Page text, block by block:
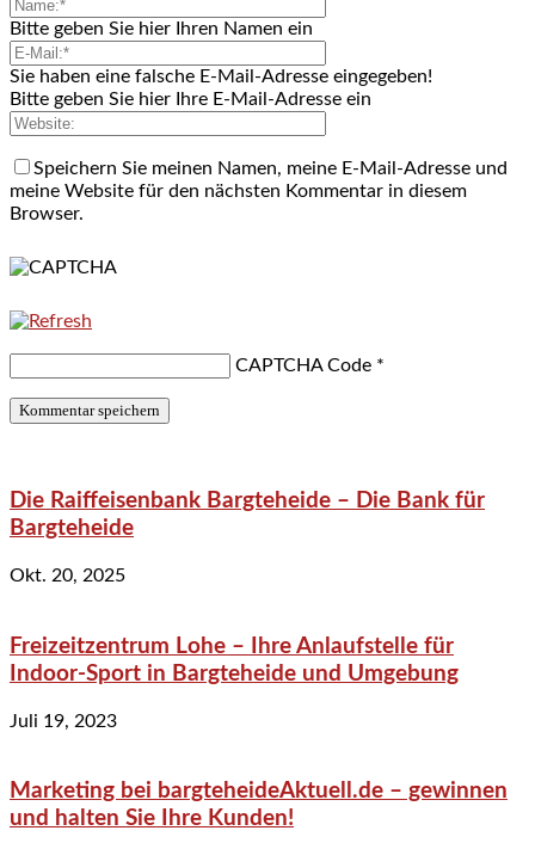
Bitte geben Sie hier Ihren Namen ein
Sie haben eine falsche E-Mail-Adresse eingegeben!
Bitte geben Sie hier Ihre E-Mail-Adresse ein
Speichern Sie meinen Namen, meine E-Mail-Adresse und
meine Website für den nächsten Kommentar in diesem
Browser.
CAPTCHA Code *
Die Raiffeisenbank Bargteheide – Die Bank für
Bargteheide
Okt. 20, 2025
Freizeitzentrum Lohe – Ihre Anlaufstelle für
Indoor-Sport in Bargteheide und Umgebung
Juli 19, 2023
Marketing bei bargteheideAktuell.de – gewinnen
und halten Sie Ihre Kunden!